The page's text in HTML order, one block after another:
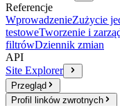
Referencje
WprowadzenieZużycie
testoweTworzenie i
filtrówDziennik zmian
API
Site Explorer
Przegląd
Profil linków zwrotnych